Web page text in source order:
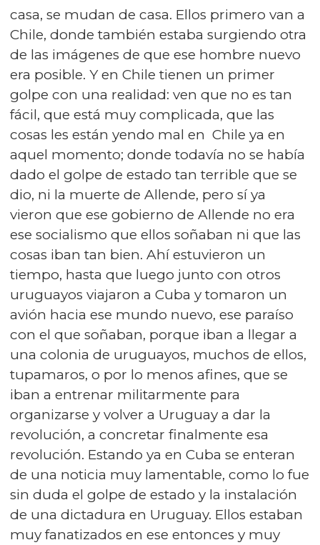
casa, se mudan de casa. Ellos primero van a
Chile, donde también estaba surgiendo otra
de las imágenes de que ese hombre nuevo
era posible. Y en Chile tienen un primer
golpe con una realidad: ven que no es tan
fácil, que está muy complicada, que las
cosas les están yendo mal en Chile ya en
aquel momento; donde todavía no se había
dado el golpe de estado tan terrible que se
dio, ni la muerte de Allende, pero sí ya
vieron que ese gobierno de Allende no era
ese socialismo que ellos soñaban ni que las
cosas iban tan bien. Ahí estuvieron un
tiempo, hasta que luego junto con otros
uruguayos viajaron a Cuba y tomaron un
avión hacia ese mundo nuevo, ese paraíso
con el que soñaban, porque iban a llegar a
una colonia de uruguayos, muchos de ellos,
tupamaros, o por lo menos afines, que se
iban a entrenar militarmente para
organizarse y volver a Uruguay a dar la
revolución, a concretar finalmente esa
revolución. Estando ya en Cuba se enteran
de una noticia muy lamentable, como lo fue
sin duda el golpe de estado y la instalación
de una dictadura en Uruguay. Ellos estaban
muy fanatizados en ese entonces y muy